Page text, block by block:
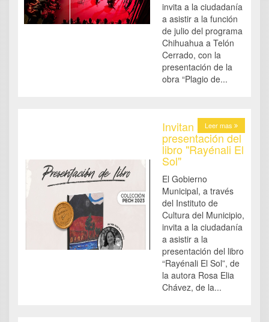
invita a la ciudadanía
a asistir a la función
de julio del programa
Chihuahua a Telón
Cerrado, con la
presentación de la
obra “Plagio de...
Leer mas
Invitan a
presentación del
libro "Rayénali El
Sol"
El Gobierno
Municipal, a través
del Instituto de
Cultura del Municipio,
invita a la ciudadanía
a asistir a la
presentación del libro
“Rayénali El Sol”, de
la autora Rosa Elia
Chávez, de la...